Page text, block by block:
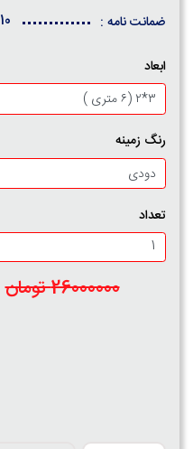
ضمانت نامه :
10 سال ضمانت کیفی / 30 روز بازگشت
ابعاد
رنگ زمینه
تعداد
26000000 تومان